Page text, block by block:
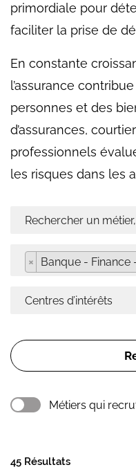
primordiale pour
faciliter la prise de
En constante
l’assurance
personnes et des
d’assurances,
professionnels
les risques dans les
× Banque - Finance
Métiers qui
45 Résultats